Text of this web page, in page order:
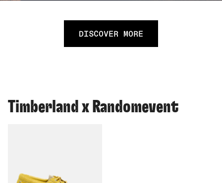
DISCOVER MORE
Timberland x Randomevent